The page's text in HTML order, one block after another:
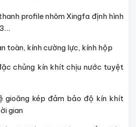
profile nhôm Xingfa định hình
toàn, kính cường lực, kính hộp
chủng kín khít chịu nước tuyệt
gioăng kép đảm bảo độ kín khít
gian